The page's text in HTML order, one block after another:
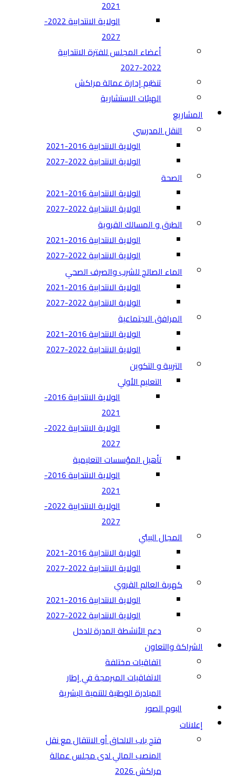
2021
الولاية الانتدابية 2022-
2027
أعضاء المجلس للفترة الانتدابية
2022-2027
تنظيم إدارة عمالة مراكش
الهيئات الاستشارية
المشاريع
النقل المدرسي
الولاية الانتدابية 2016-2021
الولاية الانتدابية 2022-2027
الصحة
الولاية الانتدابية 2016-2021
الولاية الانتدابية 2022-2027
الطرق و المسالك القروية
الولاية الانتدابية 2016-2021
الولاية الانتدابية 2022-2027
الماء الصالح للشرب والصرف الصحي
الولاية الانتدابية 2016-2021
الولاية الانتدابية 2022-2027
المرافق الاجتماعية
الولاية الانتدابية 2016-2021
الولاية الانتدابية 2022-2027
التربية و التكوين
التعليم الأولي
الولاية الانتدابية 2016-
2021
الولاية الانتدابية 2022-
2027
تأهيل المؤسسات التعليمية
الولاية الانتدابية 2016-
2021
الولاية الانتدابية 2022-
2027
المجال البيئي
الولاية الانتدابية 2016-2021
الولاية الانتدابية 2022-2027
كهربة العالم القروي
الولاية الانتدابية 2016-2021
الولاية الانتدابية 2022-2027
دعم الأنشطة المدرة للدخل
الشراكة والتعاون
اتفاقيات مختلفة​
الاتفاقيات المبرمجة في إطار
المبادرة الوطنية للتنمية البشرية
البوم الصور
إعلانات
فتح باب الالحاق أو الانتقال مع نقل
المنصب المالي لدى مجلس عمالة
مراكش 2026